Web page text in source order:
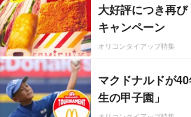
大好評につき再
キャンペーン
オリコンタイアップ特集
マクドナルドが
生の甲子園」